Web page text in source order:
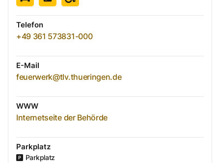
Telefon
+49 361 573831-000
E-Mail
feuerwerk@tlv.thueringen.de
WWW
Internetseite der Behörde
Parkplatz
Parkplatz